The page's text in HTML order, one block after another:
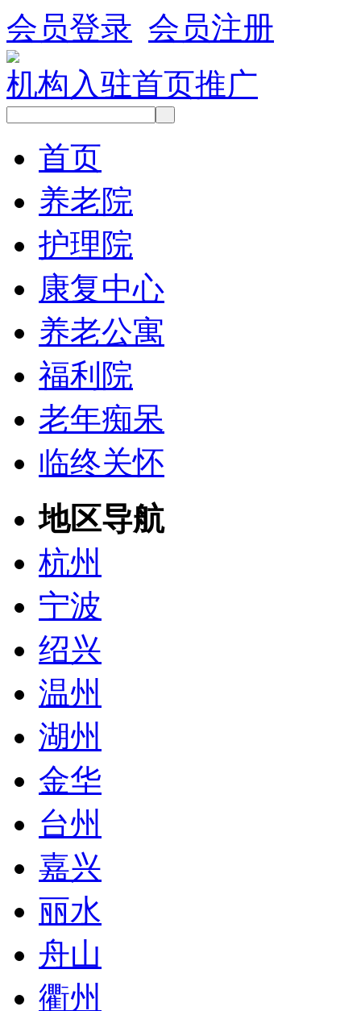
会员登录 会员注册
机构入驻首页推广
首页
养老院
护理院
康复中心
养老公寓
福利院
老年痴呆
临终关怀
地区导航
杭州
宁波
绍兴
温州
湖州
金华
台州
嘉兴
丽水
舟山
衢州